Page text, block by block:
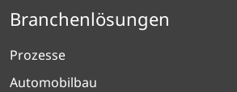
Branchenlösungen
Prozesse
Automobilbau